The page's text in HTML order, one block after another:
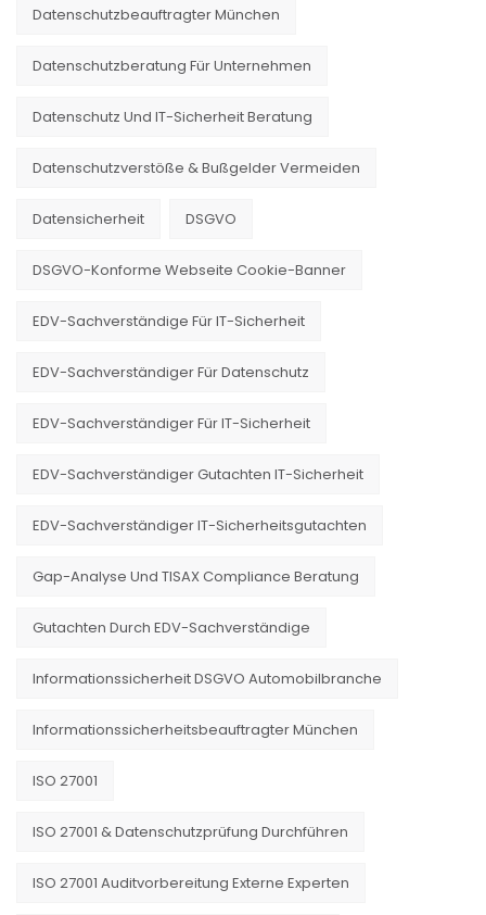
Datenschutzbeauftragter München
Datenschutzberatung Für Unternehmen
Datenschutz Und IT-Sicherheit Beratung
Datenschutzverstöße & Bußgelder Vermeiden
Datensicherheit DSGVO
DSGVO-Konforme Webseite Cookie-Banner
EDV-Sachverständige Für IT-Sicherheit
EDV-Sachverständiger Für Datenschutz
EDV-Sachverständiger Für IT-Sicherheit
EDV-Sachverständiger Gutachten IT-Sicherheit
EDV-Sachverständiger IT-Sicherheitsgutachten
Gap-Analyse Und TISAX Compliance Beratung
Gutachten Durch EDV-Sachverständige
Informationssicherheit DSGVO Automobilbranche
Informationssicherheitsbeauftragter München
ISO 27001
ISO 27001 & Datenschutzprüfung Durchführen
ISO 27001 Auditvorbereitung Externe Experten